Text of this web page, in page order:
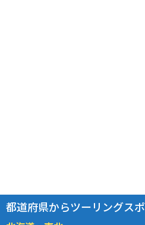
都道府県からツーリングス